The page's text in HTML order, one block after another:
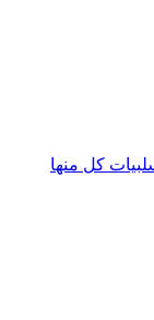
كل منها